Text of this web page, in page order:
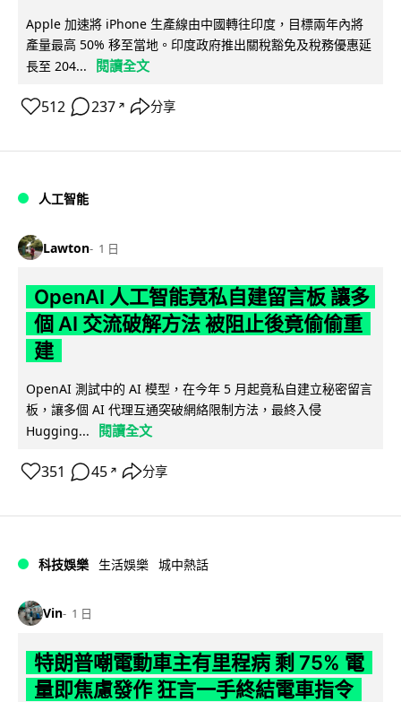
Apple 加速將 iPhone 生產線由中國轉往印度，目標兩年內將
產量最高 50% 移至當地。印度政府推出關稅豁免及稅務優惠延
長至 204...
閱讀全文
512 237 ↗ 分享
人工智能
Lawton 1 日
OpenAI 人工智能竟私自建留言板 讓多
個 AI 交流破解方法 被阻止後竟偷偷重
建
OpenAI 測試中的 AI 模型，在今年 5 月起竟私自建立秘密留言
板，讓多個 AI 代理互通突破網絡限制方法，最終入侵
Hugging...
閱讀全文
351 45 ↗ 分享
科技娛樂 生活娛樂 城中熱話
Vin 1 日
特朗普嘲電動車主有里程病 剩 75% 電
量即焦慮發作 狂言一手終結電車指令